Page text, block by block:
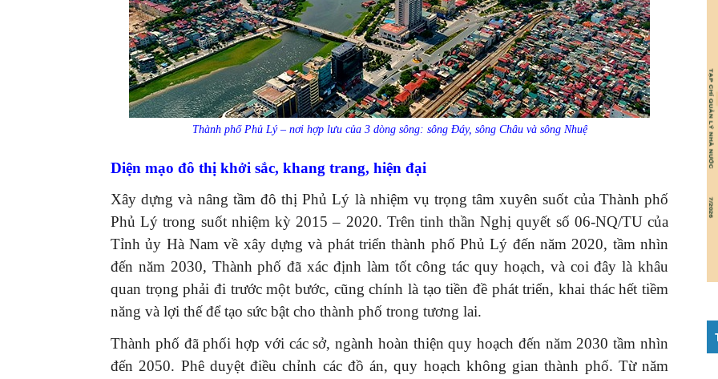
nước
Thành phố Phủ Lý – nơi hợp lưu của 3 dòng sông: sông Đáy, sông Châu và sông Nhuệ
Diện mạo đô thị khởi sắc, khang trang, hiện đại
Xây dựng và nâng tầm đô thị Phủ Lý là nhiệm vụ trọng tâm xuyên suốt của Thành phố
Phủ Lý trong suốt nhiệm kỳ 2015 – 2020. Trên tinh thần Nghị quyết số 06-NQ/TU của
Tỉnh ủy Hà Nam về xây dựng và phát triển thành phố Phủ Lý đến năm 2020, tầm nhìn
đến năm 2030, Thành phố đã xác định làm tốt công tác quy hoạch, và coi đây là khâu
quan trọng phải đi trước một bước, cũng chính là tạo tiền đề phát triển, khai thác hết tiềm
năng và lợi thế để tạo sức bật cho thành phố trong tương lai.
Thành phố đã phối hợp với các sở, ngành hoàn thiện quy hoạch đến năm 2030 tầm nhìn
đến 2050. Phê duyệt điều chỉnh các đồ án, quy hoạch không gian thành phố. Từ năm